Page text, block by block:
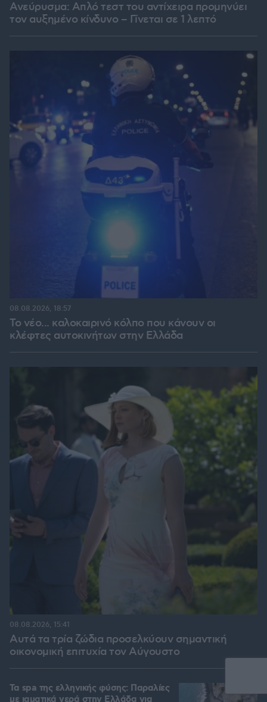
Ανεύρυσμα: Απλό τεστ του αντίχειρα προμηνύει
τον αυξημένο κίνδυνο – Γίνεται σε 1 λεπτό
Το νέο... καλοκαιρινό κόλπο που κάνουν οι
κλέφτες αυτοκινήτων στην Ελλάδα
08.08.2026, 18:57
Αυτά τα τρία ζώδια προσελκύουν σημαντική
οικονομική επιτυχία τον Αύγουστο
08.08.2026, 15:41
Τα spa της ελληνικής φύσης: Παραλίες